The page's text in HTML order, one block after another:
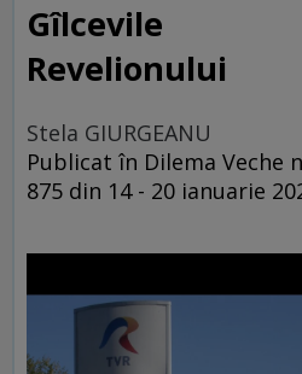
Gîlcevile
Revelionului
Stela GIURGEANU
Publicat în Dilema Veche
875 din 14 - 20 ianuarie